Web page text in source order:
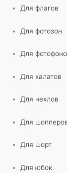
Для флагов
Для фотозон
Для
Для халатов
Для чехлов
Для
Для шорт
Для юбок